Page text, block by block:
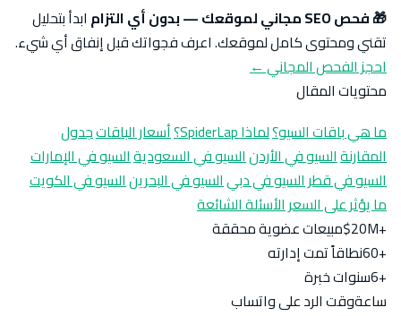
🎁 فحص SEO مجاني لموقعك — بدون أي التزام
ابدأ بتحليل
تقني ومحتوى كامل لموقعك. اعرف فجواتك قبل إنفاق أي شيء.
احجز الفحص المجاني ←
محتويات المقال
ما هي باقات السيو؟لماذا SpiderLap؟ أسعار الباقاتجدول
المقارنةالسيو في الأردنالسيو في السعوديةالسيو في الإمارات
السيو في قطرالسيو في دبيالسيو في البحرينالسيو في الكويت
ما يؤثر على السعرالأسئلة الشائعة
+20M$
مبيعات عضوية محققة
+60
نطاقاً تمت إدارته
+6 سنوات خبرة
ساعةوقت الرد على واتساب